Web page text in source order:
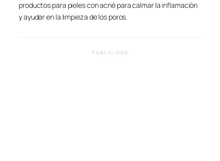
productos para pieles con acné para calmar la inflamación
y ayudar en la limpieza de los poros.
PUBLICIDAD